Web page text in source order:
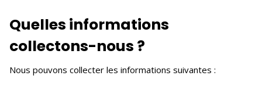
Quelles informations
collectons-nous ?
Nous pouvons collecter les informations suivantes :